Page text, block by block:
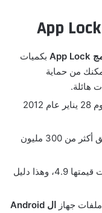
App Lock بكميات
من حماية
هائلة.
في يوم 28 يناير عام 2012
تحقيق أكثر من 300 مليون
كما أن سقف التقييمات العالية تجاوزت قيمتها 4.9، وهذا دليل
جهاز ال Android